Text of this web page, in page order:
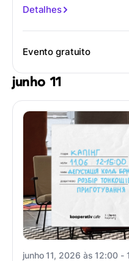
Detalhes
Evento gratuito
junho 11
junho 11, 2026 às 12:00 -